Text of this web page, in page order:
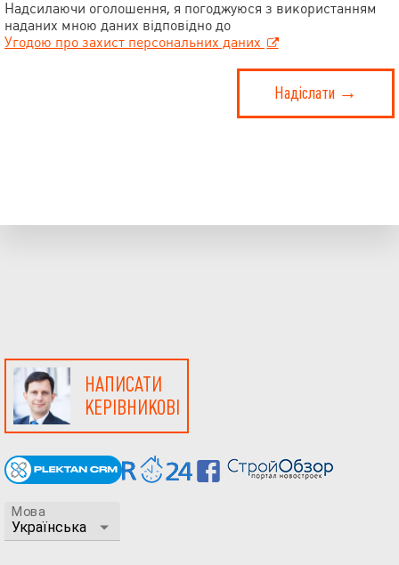
Надсилаючи оголошення, я погоджуюся з використанням
наданих мною даних відповідно до
Угодою про захист персональних даних
Надіслати →
НАПИСАТИ
КЕРІВНИКОВІ
Мова